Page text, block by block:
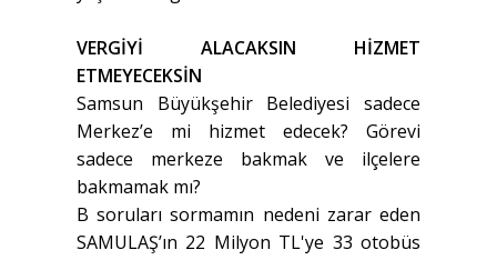
VERGİYİ ALACAKSIN HİZMET
ETMEYECEKSİN
Samsun Büyükşehir Belediyesi sadece
Merkez’e mi hizmet edecek? Görevi
sadece merkeze bakmak ve ilçelere
bakmamak mı?
B soruları sormamın nedeni zarar eden
SAMULAŞ’ın 22 Milyon TL'ye 33 otobüs